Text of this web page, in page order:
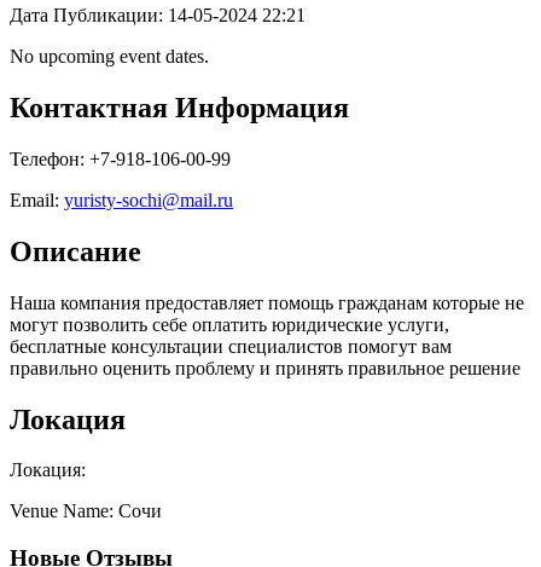
Дата Публикации: 14-05-2024 22:21
No upcoming event dates.
Контактная Информация
Телефон: +7-918-106-00-99
Email: yuristy-sochi@mail.ru
Описание
Наша компания предоставляет помощь гражданам которые не
могут позволить себе оплатить юридические услуги,
бесплатные консультации специалистов помогут вам
правильно оценить проблему и принять правильное решение
Локация
Локация:
Venue Name: Сочи
Новые Отзывы